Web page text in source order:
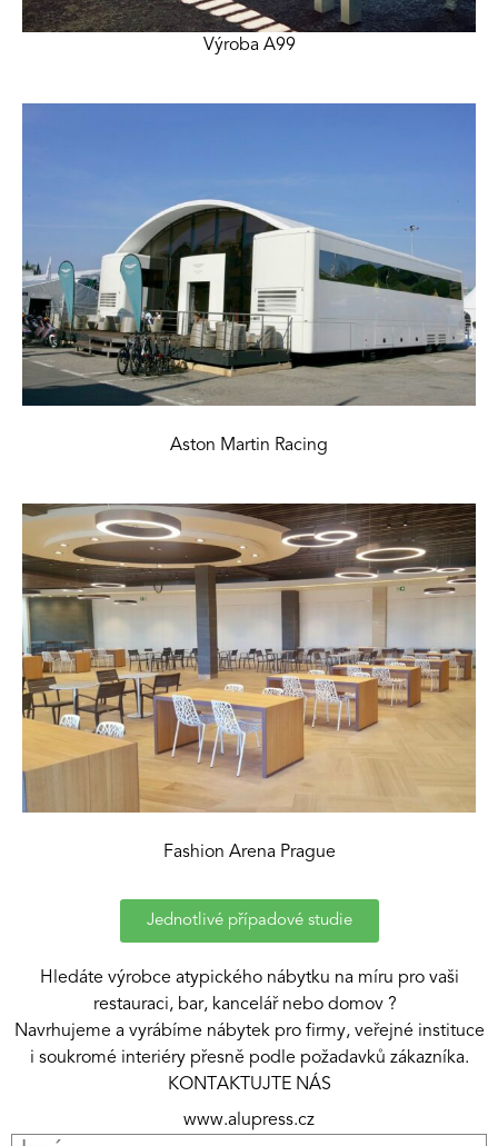
Výroba A99
Aston Martin Racing
Fashion Arena Prague
Jednotlivé případové studie
Hledáte výrobce atypického nábytku na míru pro vaši
restauraci, bar, kancelář nebo domov ?
Navrhujeme a vyrábíme nábytek pro firmy, veřejné instituce
i soukromé interiéry přesně podle požadavků zákazníka.
KONTAKTUJTE NÁS
www.alupress.cz